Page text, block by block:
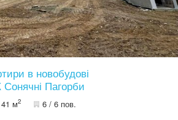
в новобудові
Пагорби
41 м2 6 / 6 пов.